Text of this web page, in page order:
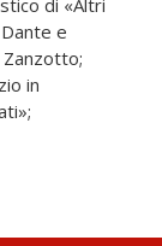
di «Altri
e
in